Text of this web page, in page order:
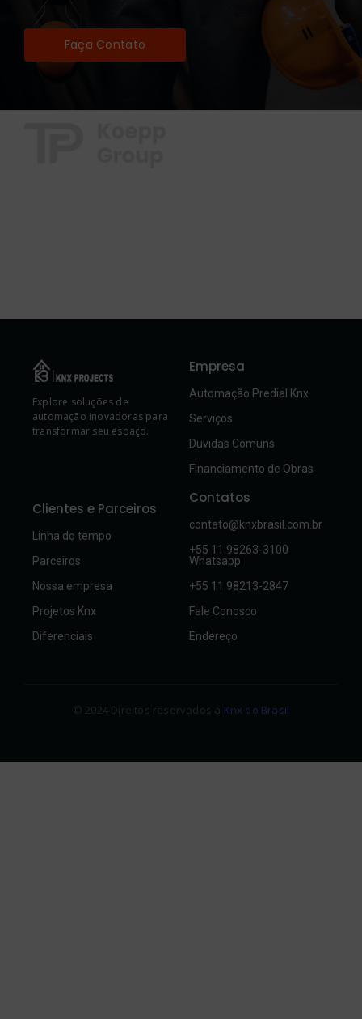
Faça Contato
Explore soluções de
automação inovadoras para
transformar seu espaço.
Empresa
Automação Predial Knx
Serviços
Duvidas Comuns
Financiamento de Obras
Clientes e Parceiros
Linha do tempo
Parceiros
Nossa empresa
Projetos Knx
Diferenciais
Contatos
contato@knxbrasil.com.br
+55 11 98263-3100
Whatsapp
+55 11 98213-2847
Fale Conosco
Endereço
© 2024 Direitos reservados a Knx do Brasil